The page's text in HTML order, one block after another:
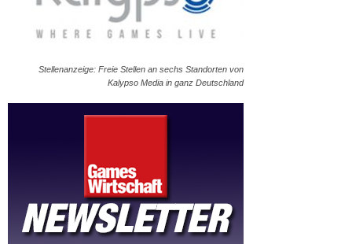
Stellenanzeige: Freie Stellen an sechs Standorten von
Kalypso Media in ganz Deutschland